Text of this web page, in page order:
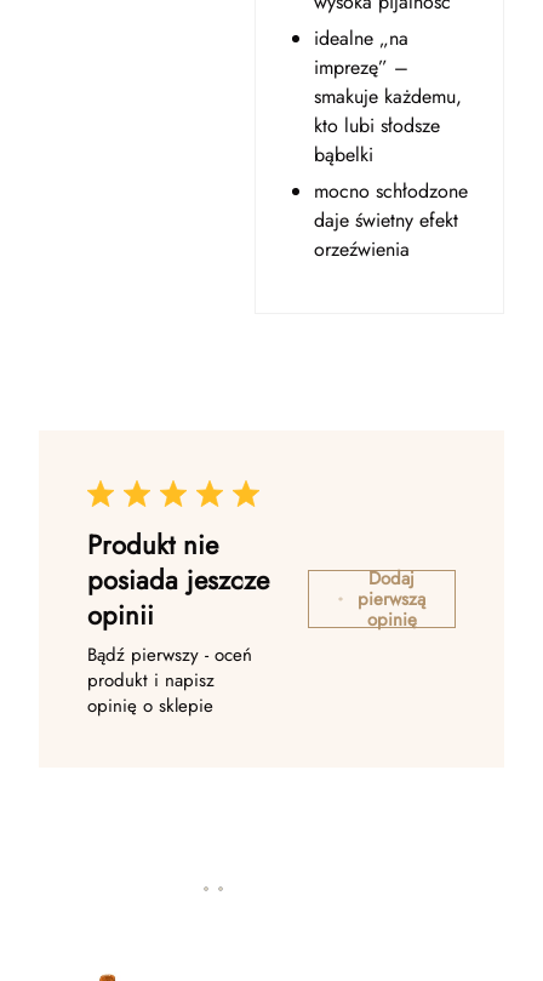
idealne „na
imprezę” –
smakuje każdemu,
kto lubi słodsze
bąbelki
mocno schłodzone
daje świetny efekt
orzeźwienia
Produkt nie
posiada jeszcze
opinii
Bądź pierwszy - oceń
produkt i napisz
opinię o sklepie
Dodaj
pierwszą
opinię